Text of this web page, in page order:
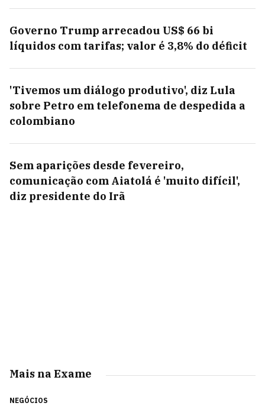
Governo Trump arrecadou US$ 66 bi
líquidos com tarifas; valor é 3,8% do déficit
'Tivemos um diálogo produtivo', diz Lula
sobre Petro em telefonema de despedida a
colombiano
Sem aparições desde fevereiro,
comunicação com Aiatolá é 'muito difícil',
diz presidente do Irã
Mais na Exame
NEGÓCIOS